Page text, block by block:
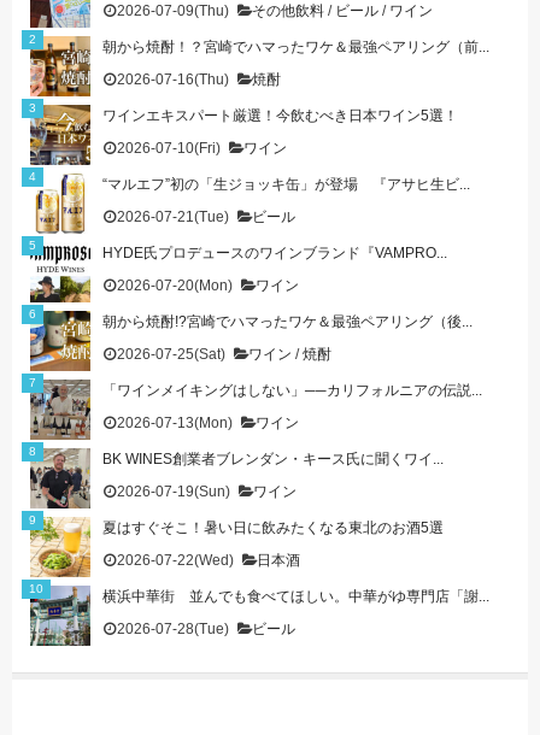
2026-07-09(Thu) その他飲料 / ビール / ワイン
朝から焼酎！？宮崎でハマったワケ＆最強ペアリング（前...
2026-07-16(Thu)
焼酎
ワインエキスパート厳選！今飲むべき日本ワイン5選！
2026-07-10(Fri)
ワイン
“マルエフ”初の「生ジョッキ缶」が登場 『アサヒ生ビ...
2026-07-21(Tue)
ビール
HYDE氏プロデュースのワインブランド『VAMPRO...
2026-07-20(Mon)
ワイン
朝から焼酎!?宮崎でハマったワケ＆最強ペアリング（後...
2026-07-25(Sat)
ワイン /焼酎
「ワインメイキングはしない」──カリフォルニアの伝説...
2026-07-13(Mon)
ワイン
BK WINES創業者ブレンダン・キース氏に聞くワイ...
2026-07-19(Sun)
ワイン
夏はすぐそこ！暑い日に飲みたくなる東北のお酒5選
2026-07-22(Wed)
日本酒
横浜中華街 並んでも食べてほしい。中華がゆ専門店「謝...
2026-07-28(Tue)
ビール